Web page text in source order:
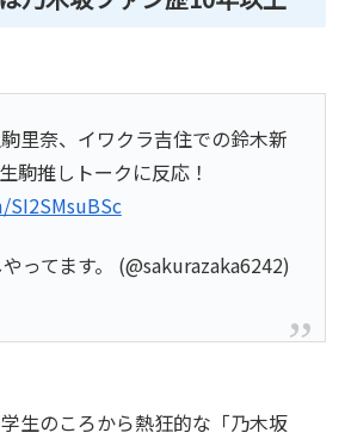
駒里奈、イワクラ吉住での鈴木新
駒推しトークに反応！
ってます。 (@sakurazaka6242)
生のころから熱狂的な「乃木坂